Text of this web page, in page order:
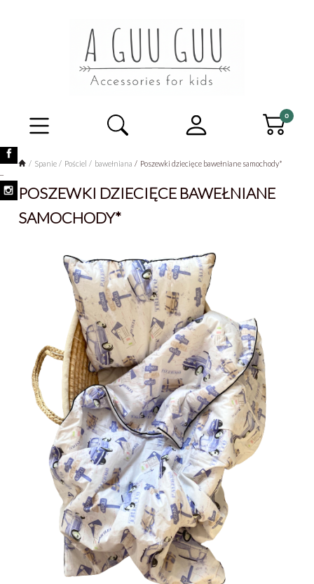
Spanie Pościel bawełniana Poszewki dziecięce bawełniane samochody*
POSZEWKI DZIECIĘCE BAWEŁNIANE
SAMOCHODY*